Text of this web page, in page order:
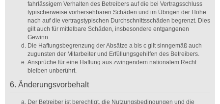
fahrlässigem Verhalten des Betreibers auf die bei Vertragsschluss
typischerweise vorhersehbaren Schäden und im Übrigen der Höhe
nach auf die vertragstypischen Durchschnittsschäden begrenzt. Dies
gilt auch für mittelbare Schäden, insbesondere entgangenen
Gewinn.
Die Haftungsbegrenzung der Absätze a bis c gilt sinngemäß auch
zugunsten der Mitarbeiter und Erfüllungsgehilfen des Betreibers.
Ansprüche für eine Haftung aus zwingendem nationalem Recht
bleiben unberührt.
6. Änderungsvorbehalt
Der Betreiber ist berechtigt, die Nutzungsbedingungen und die